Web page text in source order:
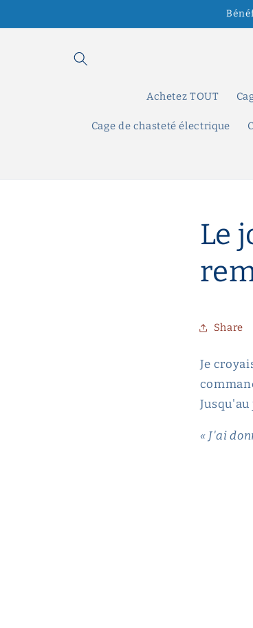
au
Achetez TOUT
Cage de chasteté électrique
Le
Share
Je
« J'ai